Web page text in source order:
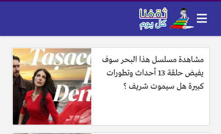
مشاهدة مسلسل هذا البحر سوف
يفيض حلقة 13 أحداث وتطورات
كبيرة هل سيموت شريف ؟